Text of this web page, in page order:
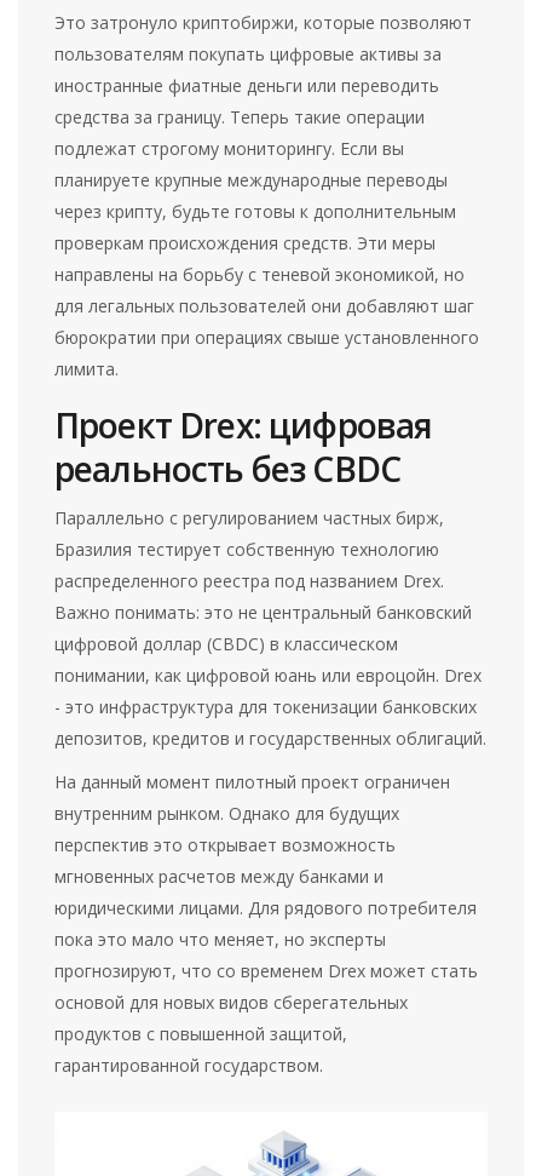
Это затронуло криптобиржи, которые позволяют
пользователям покупать цифровые активы за
иностранные фиатные деньги или переводить
средства за границу. Теперь такие операции
подлежат строгому мониторингу. Если вы
планируете крупные международные переводы
через крипту, будьте готовы к дополнительным
проверкам происхождения средств. Эти меры
направлены на борьбу с теневой экономикой, но
для легальных пользователей они добавляют шаг
бюрократии при операциях свыше установленного
лимита.
Проект Drex: цифровая
реальность без CBDC
Параллельно с регулированием частных бирж,
Бразилия тестирует собственную технологию
распределенного реестра под названием Drex.
Важно понимать: это не центральный банковский
цифровой доллар (CBDC) в классическом
понимании, как цифровой юань или евроцойн. Drex
- это инфраструктура для токенизации банковских
депозитов, кредитов и государственных облигаций.
На данный момент пилотный проект ограничен
внутренним рынком. Однако для будущих
перспектив это открывает возможность
мгновенных расчетов между банками и
юридическими лицами. Для рядового потребителя
пока это мало что меняет, но эксперты
прогнозируют, что со временем Drex может стать
основой для новых видов сберегательных
продуктов с повышенной защитой,
гарантированной государством.